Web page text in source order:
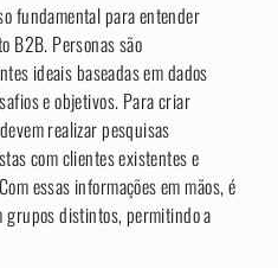
fundamental para entender
B2B. Personas são
ideais baseadas em dados
e objetivos. Para criar
realizar pesquisas
com clientes existentes e
essas informações em mãos, é
grupos distintos, permitindo a